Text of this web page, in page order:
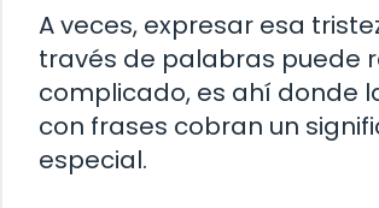
A veces, expresar esa
través de palabras puede
complicado, es ahí donde
con frases cobran un
especial.